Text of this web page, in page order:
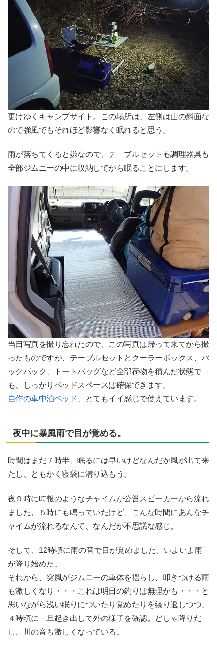
更けゆくキャンプサイト。この場所は、左側は山の斜面な
ので強風でもそれほど影響なく眠れると思う。
雨が落ちてくると嫌なので、テーブルセットも調理器具も
全部ジムニーの中に収納してから眠ることにします。
当日写真を撮り忘れたので、この写真は帰って来てから撮
ったものですが、テーブルセットとクーラーボックス、バ
ックパック、トートバッグなど全部荷物を積んだ状態で
も、しっかりベッドスペースは確保できます。
自作の車中泊ベッド
、とてもイイ感じで使えています。
夜中に暴風雨で目が覚める。
時間はまだ７時半、眠るには早いけどなんだか風が出て来
たし、ともかく寝袋に潜り込もう。
夜９時に時報のようなチャイムが公営スピーカーから流れ
ました。５時にも鳴っていたけど、こんな時間にあんなチ
ャイムが流れるなんて、なんだか不思議な感じ。
そして、12時頃に雨の音で目が覚めました。いよいよ雨
が降り始めた。
それから、突風がジムニーの車体を揺らし、叩きつける雨
も激しくなり・・・これは明日の釣りは無理かも・・・と
思いながら浅い眠りについたり覚めたりを繰り返しつつ、
４時頃に一旦起き出して外の様子を確認。どしゃ降りだ
し、川の音も激しくなっている。